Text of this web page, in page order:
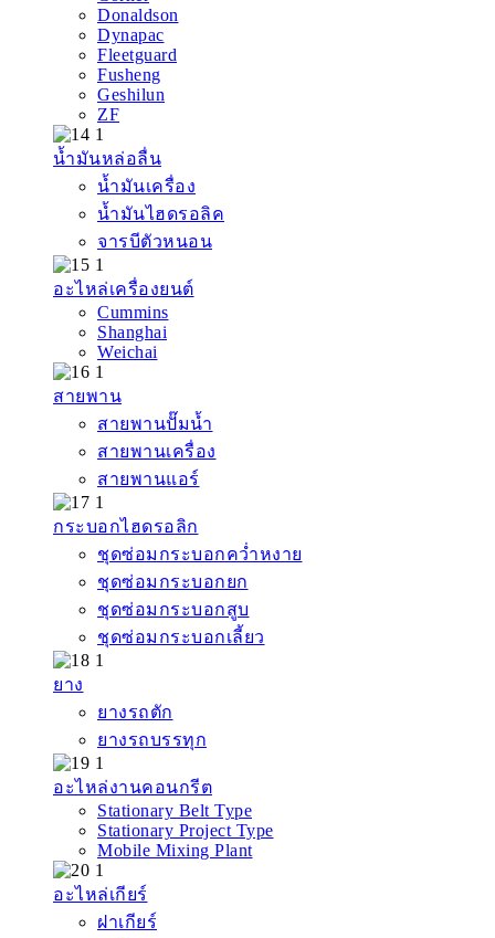
Donaldson
Dynapac
Fleetguard
Fusheng
Geshilun
ZF
น้ำมันหล่อลื่น
น้ำมันเครื่อง
น้ำมันไฮดรอลิค
จารบีตัวหนอน
อะไหล่เครื่องยนต์
Cummins
Shanghai
Weichai
สายพาน
สายพานปั๊มน้ำ
สายพานเครื่อง
สายพานแอร์
กระบอกไฮดรอลิก
ชุดซ่อมกระบอกคว่ำหงาย
ชุดซ่อมกระบอกยก
ชุดซ่อมกระบอกสูบ
ชุดซ่อมกระบอกเลี้ยว
ยาง
ยางรถตัก
ยางรถบรรทุก
อะไหล่งานคอนกรีต
Stationary Belt Type
Stationary Project Type
Mobile Mixing Plant
อะไหล่เกียร์
ฝาเกียร์